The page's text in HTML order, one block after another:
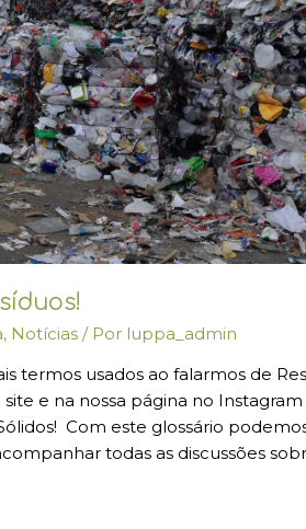
, Notícias / Por luppa_admin
termos usados ao falarmos de
e na nossa página no
Com este glossário
todas as discussões